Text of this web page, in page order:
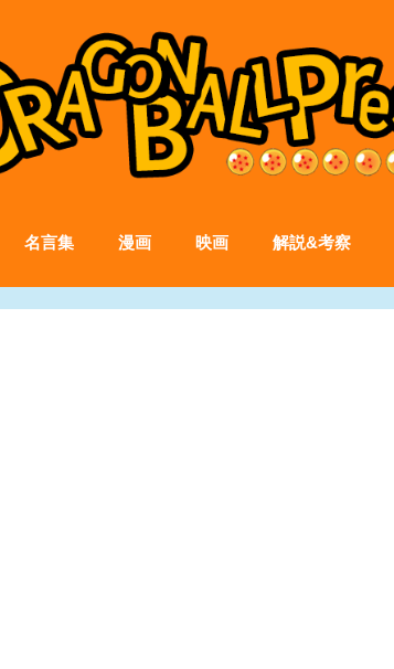
名言集 漫画 映画 解説&考察